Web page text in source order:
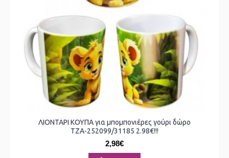
ΛΙΟΝΤΑΡΙ ΚΟΥΠΑ για μπομπονιέρες γούρι δώρο
ΤΖΑ-252099/31185 2.98€!!!
2,98€